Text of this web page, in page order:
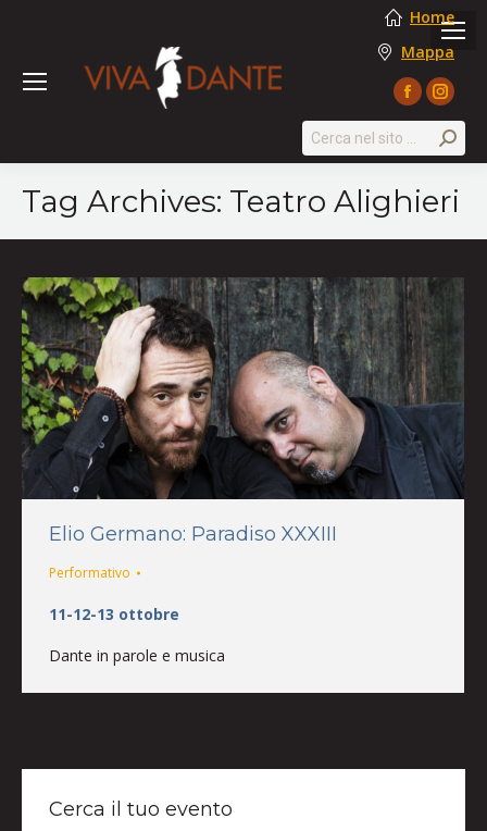
Home
Mappa
Facebook
opens
in
new
window
page
opens
new
Search:
Tag Archives: Teatro Alighieri
Elio Germano: Paradiso XXXIII
Performativo
11-12-13 ottobre
Dante in parole e musica
Cerca il tuo evento